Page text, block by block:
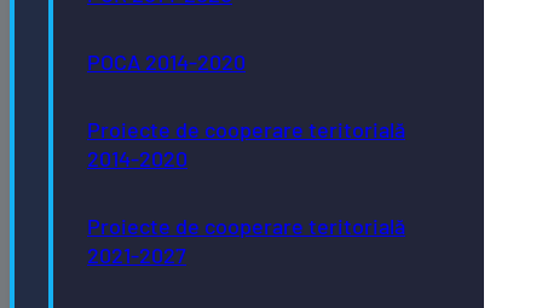
POCA 2014-2020
Proiecte de cooperare teritorială
2014-2020
Proiecte de cooperare teritorială
2021-2027